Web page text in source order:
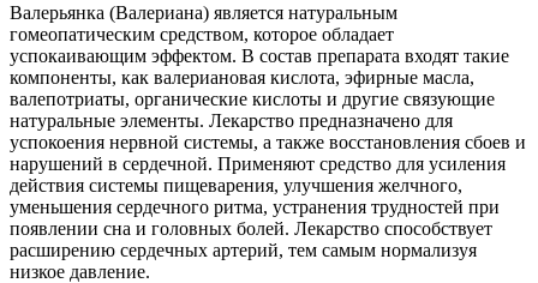
Валерьянка (Валериана) является натуральным
гомеопатическим средством, которое обладает
успокаивающим эффектом. В состав препарата входят такие
компоненты, как валериановая кислота, эфирные масла,
валепотриаты, органические кислоты и другие связующие
натуральные элементы. Лекарство предназначено для
успокоения нервной системы, а также восстановления сбоев и
нарушений в сердечной. Применяют средство для усиления
действия системы пищеварения, улучшения желчного,
уменьшения сердечного ритма, устранения трудностей при
появлении сна и головных болей. Лекарство способствует
расширению сердечных артерий, тем самым нормализуя
низкое давление.